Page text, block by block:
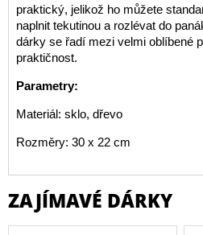
praktický, jelikož ho můžete
naplnit tekutinou a rozlévat do
dárky se řadí mezi velmi oblíbené
praktičnost.
Parametry:
Materiál: sklo, dřevo
Rozměry: 30 x 22 cm
ZAJÍMAVÉ DÁRKY